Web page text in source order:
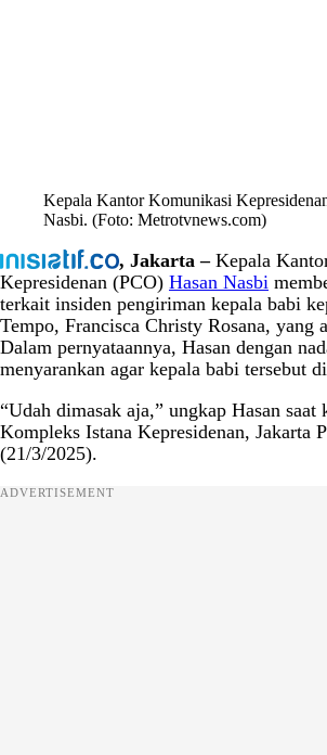
Kepala Kantor Komunikasi
Nasbi. (Foto: Metrotvnews.com)
, Jakarta – Kepala
Kepresidenan (PCO) Hasan Nasbi
terkait insiden pengiriman kepala babi
Tempo, Francisca Christy Rosana, yang
Dalam pernyataannya, Hasan dengan
menyarankan agar kepala babi tersebut
“Udah dimasak aja,” ungkap Hasan saat
Kompleks Istana Kepresidenan, Jakarta
(21/3/2025).
ADVERTISEMENT